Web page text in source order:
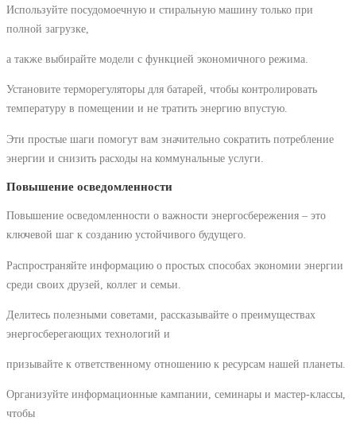
Используйте посудомоечную и стиральную машину только при
полной загрузке,
а также выбирайте модели с функцией экономичного режима.
Установите терморегуляторы для батарей, чтобы контролировать
температуру в помещении и не тратить энергию впустую.
Эти простые шаги помогут вам значительно сократить потребление
энергии и снизить расходы на коммунальные услуги.
Повышение осведомленности
Повышение осведомленности о важности энергосбережения – это
ключевой шаг к созданию устойчивого будущего.
Распространяйте информацию о простых способах экономии энергии
среди своих друзей, коллег и семьи.
Делитесь полезными советами, рассказывайте о преимуществах
энергосберегающих технологий и
призывайте к ответственному отношению к ресурсам нашей планеты.
Организуйте информационные кампании, семинары и мастер-классы,
чтобы